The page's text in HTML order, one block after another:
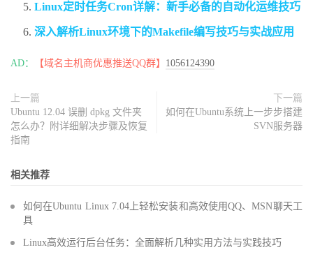
Linux定时任务Cron详解：新手必备的自动化运维技巧
深入解析Linux环境下的Makefile编写技巧与实战应用
AD： 【域名主机商优惠推送QQ群】 1056124390
上一篇
Ubuntu 12.04 误删 dpkg 文件夹
怎么办？附详细解决步骤及恢复
指南
下一篇
如何在Ubuntu系统上一步步搭建
SVN服务器
相关推荐
如何在Ubuntu Linux 7.04上轻松安装和高效使用QQ、MSN聊天工
具
Linux高效运行后台任务：全面解析几种实用方法与实践技巧